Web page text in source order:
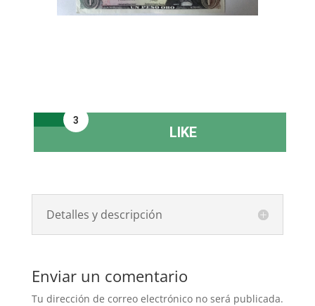
3
LIKE
Detalles y descripción
Enviar un comentario
Tu dirección de correo electrónico no será publicada.